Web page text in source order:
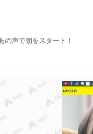
の声で朝をスタート！